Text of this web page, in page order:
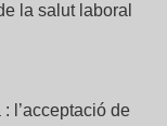
la salut laboral
l’acceptació de